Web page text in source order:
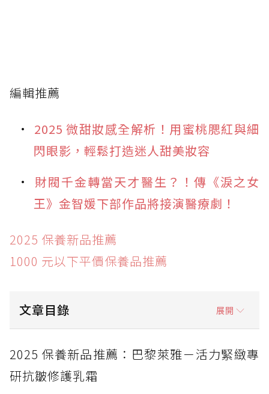
編輯推薦
2025 微甜妝感全解析！用蜜桃腮紅與細
閃眼影，輕鬆打造迷人甜美妝容
財閥千金轉當天才醫生？！傳《淚之女
王》金智媛下部作品將接演醫療劇！
2025 保養新品推薦
1000 元以下平價保養品推薦
文章目錄 展開
2025 保養新品推薦：巴黎萊雅－活力緊緻專研
抗皺修護乳霜
2025 保養新品推薦：MEDIPEEL－去角質護膚
2025 保養新品推薦：巴黎萊雅－活力緊緻專
研抗皺修護乳霜